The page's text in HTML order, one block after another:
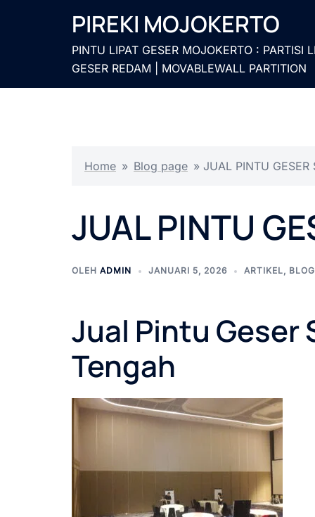
PIREKI MOJOKERTO
PINTU LIPAT GESER MOJOKERTO : PARTISI
GESER REDAM | MOVABLEWALL PARTITION
Home » Blog page » JUAL PINTU GESER
JUAL PINTU
OLEH ADMIN JANUARI 5, 2026 ARTIKEL, BLOG
Jual Pintu Geser
Tengah